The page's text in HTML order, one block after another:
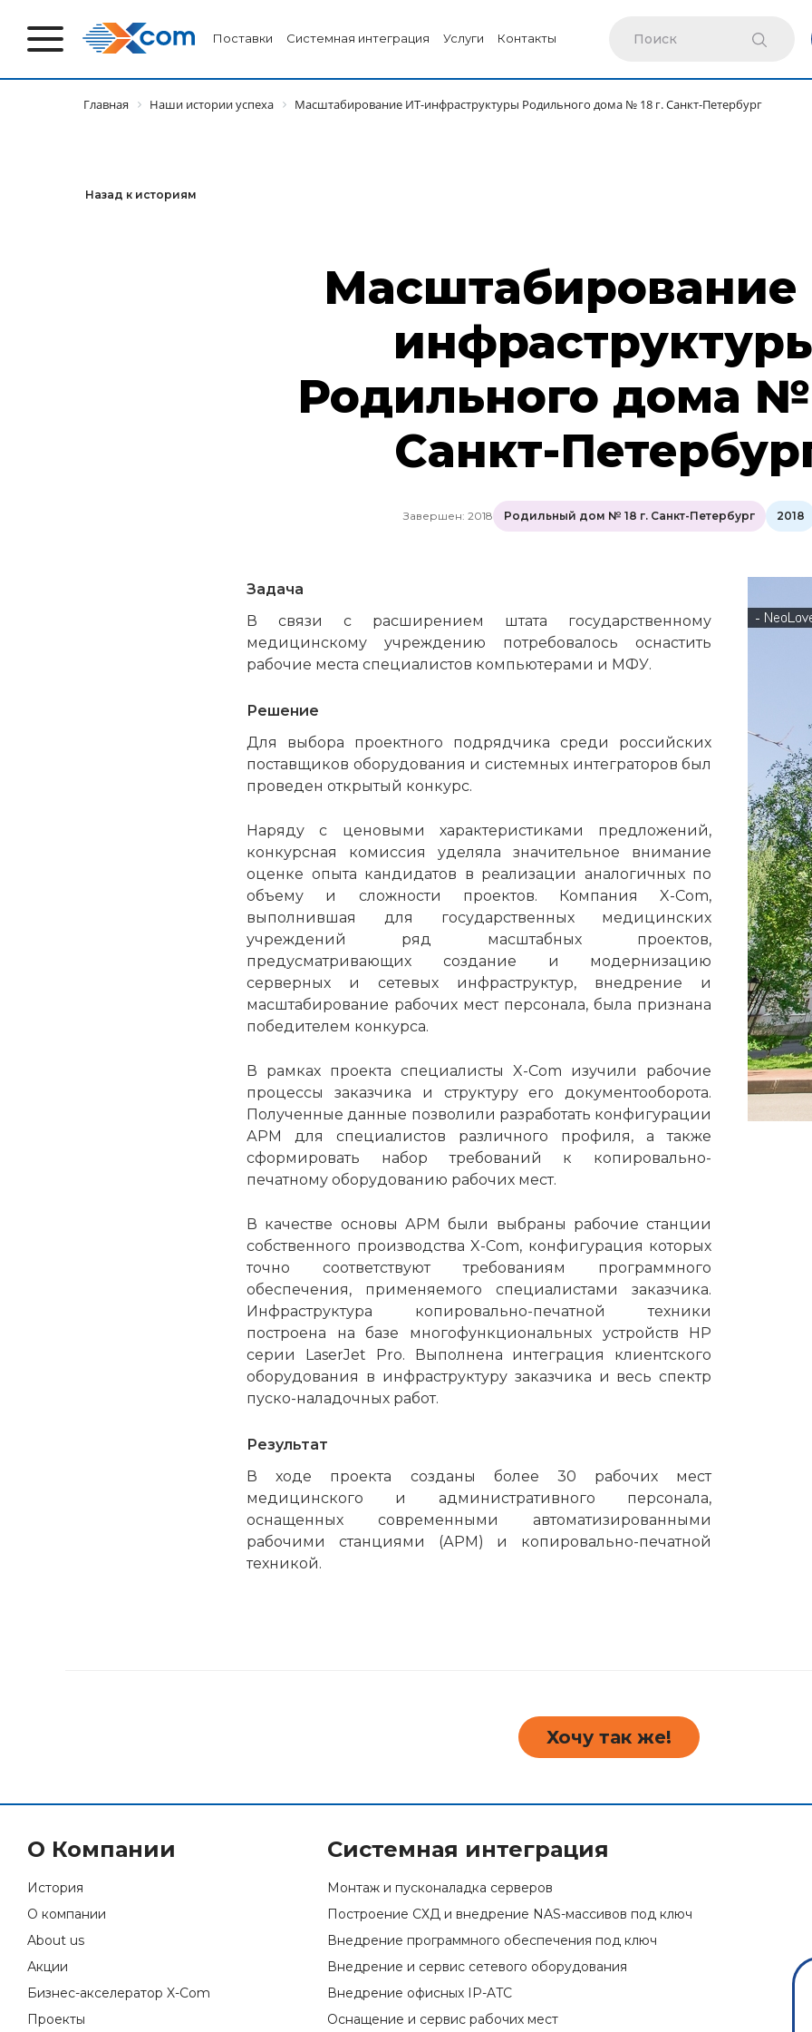
Поставки Системная интеграция Услуги Контакты
Главная Наши истории успеха Масштабирование ИТ-инфраструктуры Родильного дома № 18 г. Санкт-Петербург
Назад к историям
Масштабирование
Родильного дома №
Санкт-
Завершен: 2018 Родильный дом № 18 г. Санкт-Петербург 2018
Задача
В связи с расширением штата государственному
медицинскому учреждению потребовалось оснастить
рабочие места специалистов компьютерами и МФУ.
Решение
Для выбора проектного подрядчика среди российских
поставщиков оборудования и системных интеграторов был
проведен открытый конкурс.
Наряду с ценовыми характеристиками предложений,
конкурсная комиссия уделяла значительное внимание
оценке опыта кандидатов в реализации аналогичных по
объему и сложности проектов. Компания X-Com,
выполнившая для государственных медицинских
учреждений ряд масштабных проектов,
предусматривающих создание и модернизацию
серверных и сетевых инфраструктур, внедрение и
масштабирование рабочих мест персонала, была признана
победителем конкурса.
В рамках проекта специалисты X-Com изучили рабочие
процессы заказчика и структуру его документооборота.
Полученные данные позволили разработать конфигурации
АРМ для специалистов различного профиля, а также
сформировать набор требований к копировально-
печатному оборудованию рабочих мест.
В качестве основы АРМ были выбраны рабочие станции
собственного производства X-Com, конфигурация которых
точно соответствуют требованиям программного
обеспечения, применяемого специалистами заказчика.
Инфраструктура копировально-печатной техники
построена на базе многофункциональных устройств HP
серии LaserJet Pro. Выполнена интеграция клиентского
оборудования в инфраструктуру заказчика и весь спектр
пуско-наладочных работ.
Результат
В ходе проекта созданы более 30 рабочих мест
медицинского и административного персонала,
оснащенных современными автоматизированными
рабочими станциями (АРМ) и копировально-печатной
техникой.
Хочу так же!
О Компании
История
О компании
About us
Акции
Бизнес-акселератор X-Com
Проекты
Системная интеграция
Монтаж и пусконаладка серверов
Построение СХД и внедрение NAS-массивов под ключ
Внедрение программного обеспечения под ключ
Внедрение и сервис сетевого оборудования
Внедрение офисных IP-ATC
Оснащение и сервис рабочих мест